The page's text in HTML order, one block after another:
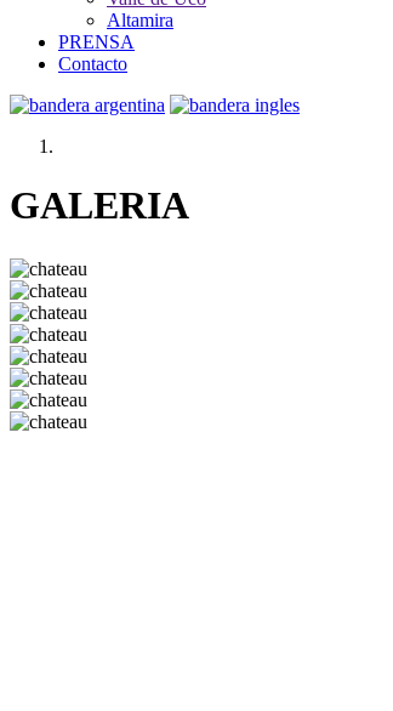
Altamira
PRENSA
Contacto
GALERIA